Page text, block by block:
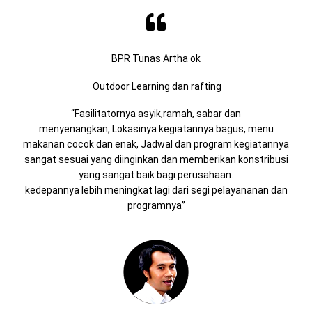
BPR Tunas Artha ok
Outdoor Learning dan rafting
“Fasilitatornya asyik,ramah, sabar dan
menyenangkan, Lokasinya kegiatannya bagus, menu
makanan cocok dan enak, Jadwal dan program kegiatannya
sangat sesuai yang diinginkan dan memberikan konstribusi
yang sangat baik bagi perusahaan.
kedepannya lebih meningkat lagi dari segi pelayananan dan
programnya”